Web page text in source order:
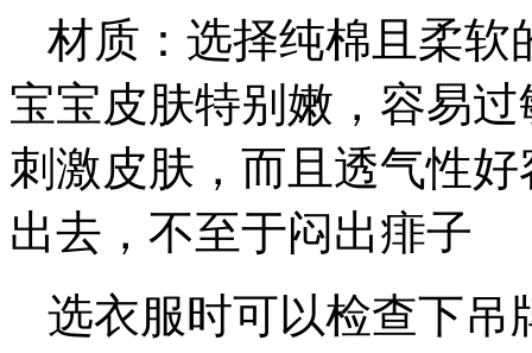
材质：选择纯棉且柔软
宝宝皮肤特别嫩，容易
刺激皮肤，而且透气性
出去，不至于闷出痱子
选衣服时可以检查下